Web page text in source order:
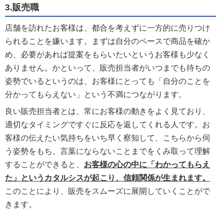
3.販売職
店舗を訪れたお客様は、都合を考えずに一方的に売りつけ
られることを嫌います。まずは自分のペースで商品を確か
め、必要があれば提案をもらいたいというお客様も少なく
ありません。かといって、販売担当者がいつまでも待ちの
姿勢でいるというのは、お客様にとっても「自分のことを
分かってもらえない」という不満につながります。
良い販売担当者とは、常にお客様の動きをよく見ており、
適切なタイミングですぐに反応を返してくれる人です。お
客様の伝えたい気持ちをいち早く察知して、こちらから伺
う姿勢をもち、言葉にならないことまでをくみ取って理解
することができると、 お客様の心の中に「わかってもらえ
た」というカタルシスが起こり、信頼関係が生まれます。
このことにより、販売をスムーズに展開していくことがで
きます。